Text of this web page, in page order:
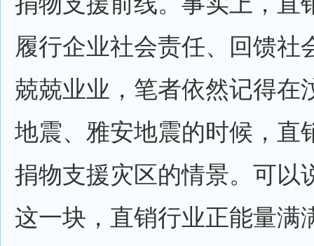
履行企业社会责任、回馈社
兢兢业业，笔者依然记得在
地震、雅安地震的时候，直
捐物支援灾区的情景。可以
这一块，直销行业正能量满